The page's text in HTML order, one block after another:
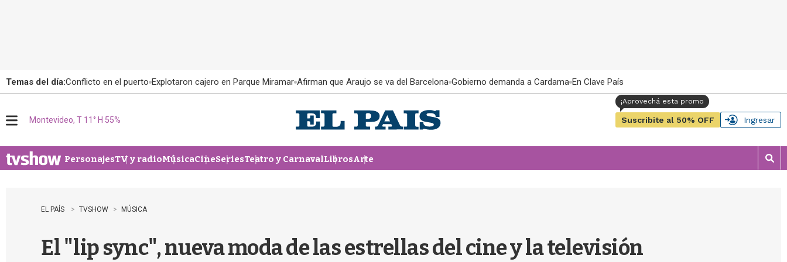
Temas del día:Conflicto en el puerto Explotaron cajero en Parque Miramar Afirman que Araujo se va del Barcelona Gobierno demanda a Cardama En Clave País
u
Montevideo, T 11° H 55% Suscribite al 50% OFF Ingresar
PersonajesTV y radioMúsicaCineSeriesTeatro y CarnavalLibrosArte
M
o
EL PAÍS TVSHOW MÚSICA
El "lip sync", nueva moda de las estrellas del cine y la televisión